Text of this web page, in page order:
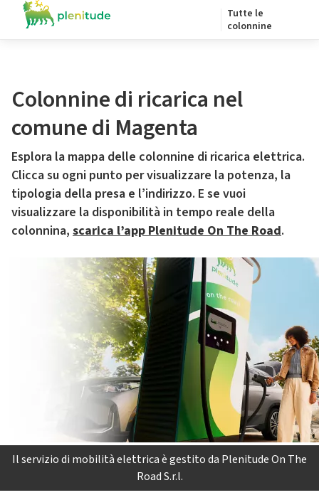
Tutte le
colonnine
Colonnine di ricarica nel
comune di Magenta
Esplora la mappa delle colonnine di ricarica elettrica.
Clicca su ogni punto per visualizzare la potenza, la
tipologia della presa e l’indirizzo. E se vuoi
visualizzare la disponibilità in tempo reale della
colonnina, scarica l’app Plenitude On The Road.
Il servizio di mobilità elettrica è gestito da Plenitude On The
Road S.r.l.